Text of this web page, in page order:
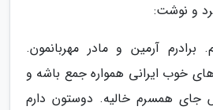
و نوشت:
برادرم آرمین و مادر مهربانمون.
های خوب ایرانی همواره جمع باشه و
جای همسرم خالیه. دوستون دارم